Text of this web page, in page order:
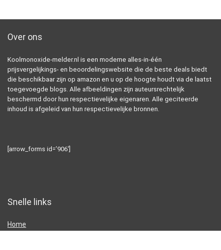
Over ons
Koolmonoxide-melder.nl is een moderne alles-in-één
prijsvergelijkings- en beoordelingswebsite die de beste deals biedt
die beschikbaar zijn op amazon en u op de hoogte houdt via de laatst
toegevoegde blogs. Alle afbeeldingen zijn auteursrechtelijk
beschermd door hun respectievelijke eigenaren. Alle geciteerde
inhoud is afgeleid van hun respectievelijke bronnen.
[arrow_forms id=’906′]
Snelle links
Home